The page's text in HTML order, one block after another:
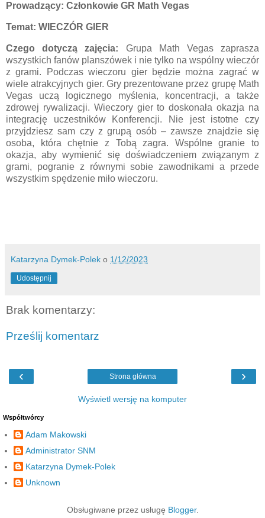
Prowadzący: Członkowie GR Math Vegas
Temat: WIECZÓR GIER
Czego dotyczą zajęcia: Grupa Math Vegas zaprasza
wszystkich fanów planszówek i nie tylko na wspólny wieczór
z grami. Podczas wieczoru gier będzie można zagrać w
wiele atrakcyjnych gier. Gry prezentowane przez grupę Math
Vegas uczą logicznego myślenia, koncentracji, a także
zdrowej rywalizacji. Wieczory gier to doskonała okazja na
integrację uczestników Konferencji. Nie jest istotne czy
przyjdziesz sam czy z grupą osób – zawsze znajdzie się
osoba, która chętnie z Tobą zagra. Wspólne granie to
okazja, aby wymienić się doświadczeniem związanym z
grami, pogranie z równymi sobie zawodnikami a przede
wszystkim spędzenie miło wieczoru.
Katarzyna Dymek-Polek o 1/12/2023
Udostępnij
Brak komentarzy:
Prześlij komentarz
‹ ›
Strona główna
Wyświetl wersję na komputer
Współtwórcy
Adam Makowski
Administrator SNM
Katarzyna Dymek-Polek
Unknown
Obsługiwane przez usługę Blogger.